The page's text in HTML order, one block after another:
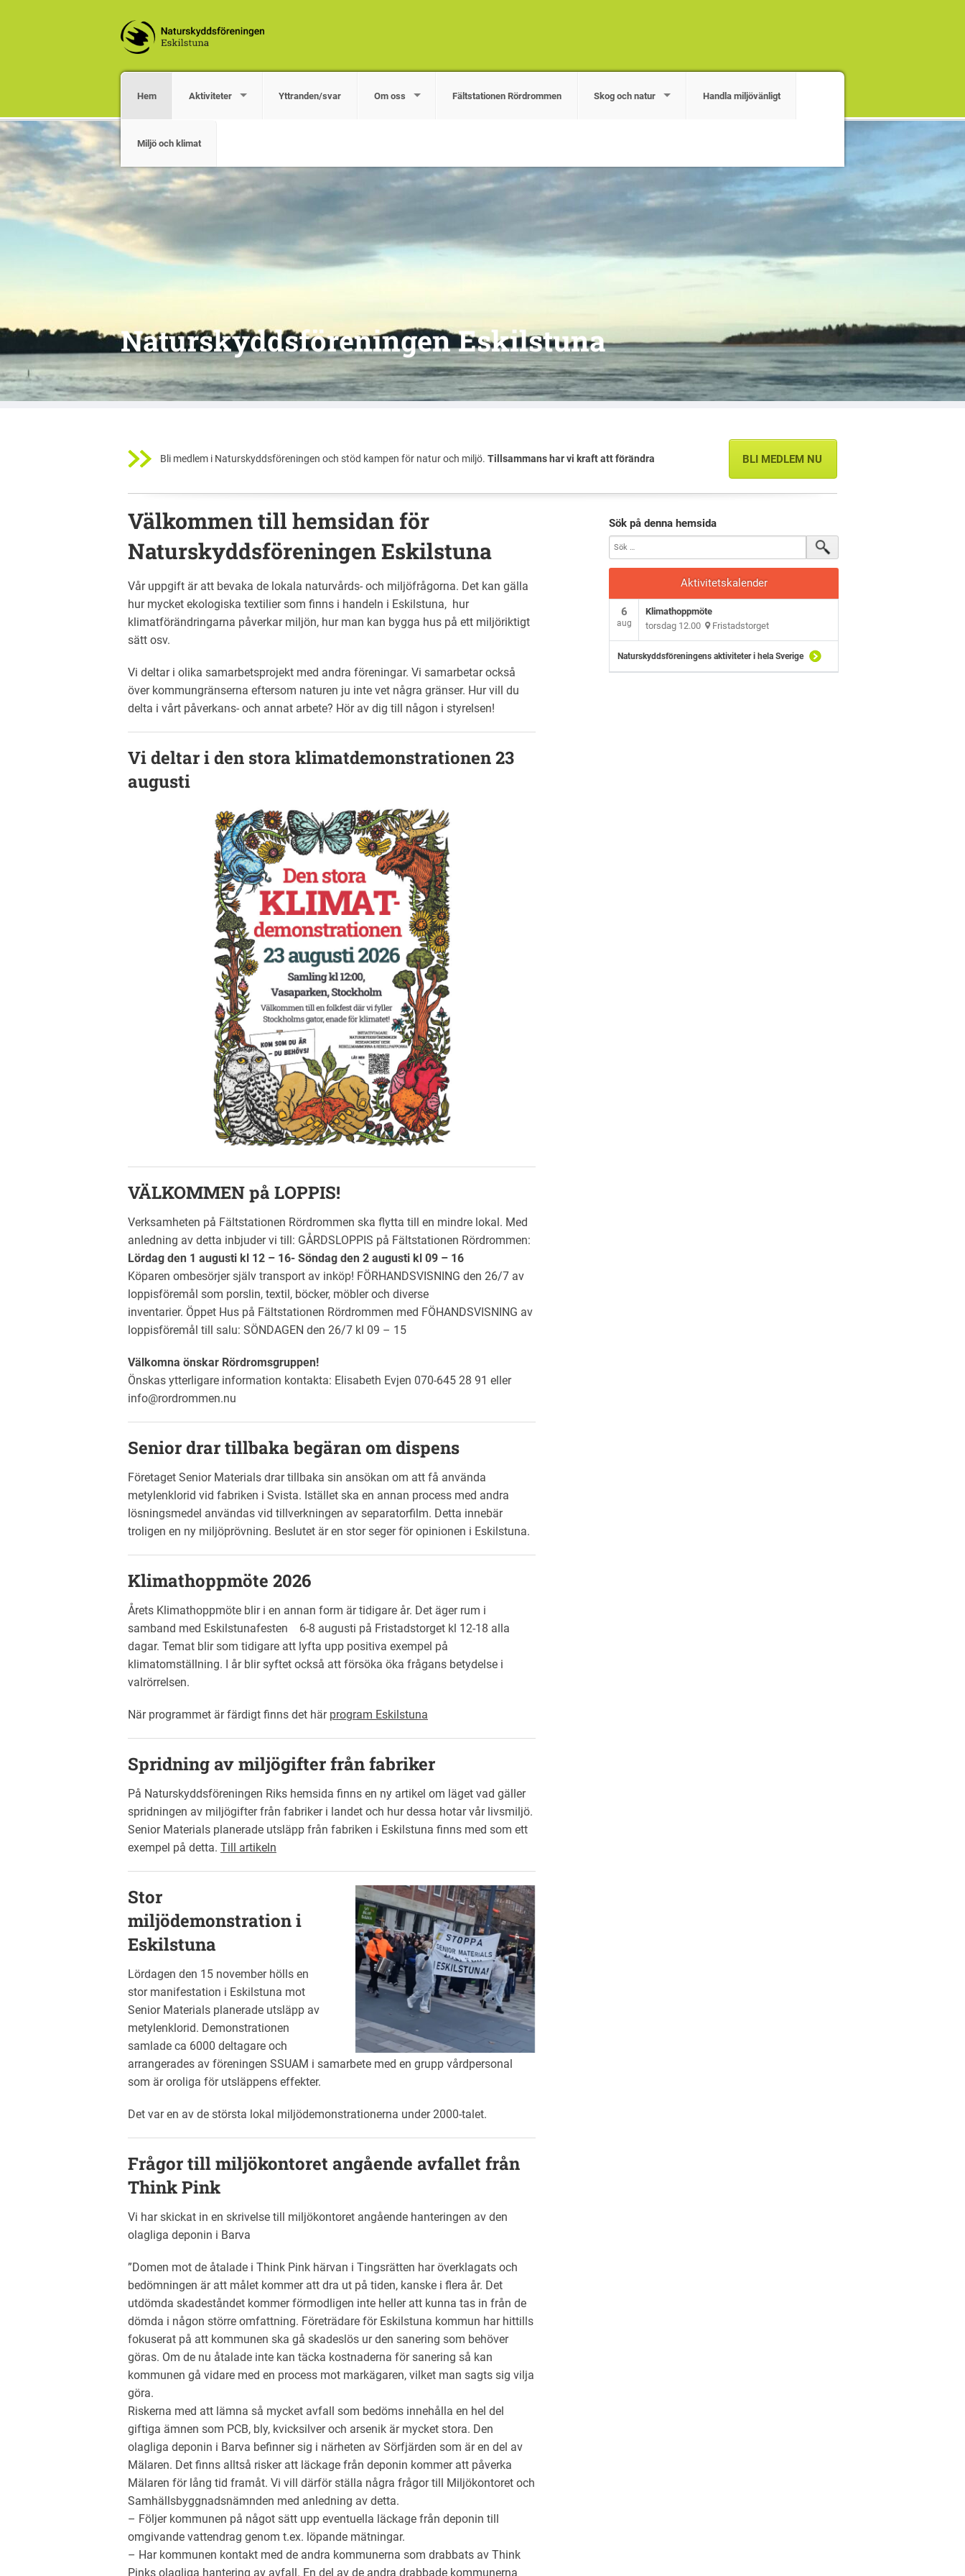
Hem Aktiviteter Yttranden/svar Om oss Fältstationen Rördrommen Skog och natur Handla miljövänligt
Miljö och klimat
Naturskyddsföreningen Eskilstuna
Bli medlem i Naturskyddsföreningen och stöd kampen för natur och miljö. Tillsammans har vi kraft att förändra BLI MEDLEM NU
Välkommen till hemsidan för
Naturskyddsföreningen Eskilstuna
Vår uppgift är att bevaka de lokala naturvårds- och miljöfrågorna. Det kan gälla
hur mycket ekologiska textilier som finns i handeln i Eskilstuna, hur
klimatförändringarna påverkar miljön, hur man kan bygga hus på ett miljöriktigt
sätt osv.
Vi deltar i olika samarbetsprojekt med andra föreningar. Vi samarbetar också
över kommungränserna eftersom naturen ju inte vet några gränser. Hur vill du
delta i vårt påverkans- och annat arbete? Hör av dig till någon i styrelsen!
Vi deltar i den stora klimatdemonstrationen 23
augusti
VÄLKOMMEN på LOPPIS!
Verksamheten på Fältstationen Rördrommen ska flytta till en mindre lokal. Med
anledning av detta inbjuder vi till: GÅRDSLOPPIS på Fältstationen Rördrommen:
Lördag den 1 augusti kl 12 – 16- Söndag den 2 augusti kl 09 – 16
Köparen ombesörjer själv transport av inköp! FÖRHANDSVISNING den 26/7 av
loppisföremål som porslin, textil, böcker, möbler och diverse
inventarier. Öppet Hus på Fältstationen Rördrommen med FÖHANDSVISNING av
loppisföremål till salu: SÖNDAGEN den 26/7 kl 09 – 15
Välkomna önskar Rördromsgruppen!
Önskas ytterligare information kontakta: Elisabeth Evjen 070-645 28 91 eller
info@rordrommen.nu
Senior drar tillbaka begäran om dispens
Företaget Senior Materials drar tillbaka sin ansökan om att få använda
metylenklorid vid fabriken i Svista. Istället ska en annan process med andra
lösningsmedel användas vid tillverkningen av separatorfilm. Detta innebär
troligen en ny miljöprövning. Beslutet är en stor seger för opinionen i Eskilstuna.
Klimathoppmöte 2026
Årets Klimathoppmöte blir i en annan form är tidigare år. Det äger rum i
samband med Eskilstunafesten 6-8 augusti på Fristadstorget kl 12-18 alla
dagar. Temat blir som tidigare att lyfta upp positiva exempel på
klimatomställning. I år blir syftet också att försöka öka frågans betydelse i
valrörrelsen.
När programmet är färdigt finns det här program Eskilstuna
Spridning av miljögifter från fabriker
På Naturskyddsföreningen Riks hemsida finns en ny artikel om läget vad gäller
spridningen av miljögifter från fabriker i landet och hur dessa hotar vår livsmiljö.
Senior Materials planerade utsläpp från fabriken i Eskilstuna finns med som ett
exempel på detta. Till artikeln
Stor
miljödemonstration i
Eskilstuna
Lördagen den 15 november hölls en
stor manifestation i Eskilstuna mot
Senior Materials planerade utsläpp av
metylenklorid. Demonstrationen
samlade ca 6000 deltagare och
arrangerades av föreningen SSUAM i samarbete med en grupp vårdpersonal
som är oroliga för utsläppens effekter.
Det var en av de största lokal miljödemonstrationerna under 2000-talet.
Frågor till miljökontoret angående avfallet från
Think Pink
Vi har skickat in en skrivelse till miljökontoret angående hanteringen av den
olagliga deponin i Barva
”Domen mot de åtalade i Think Pink härvan i Tingsrätten har överklagats och
bedömningen är att målet kommer att dra ut på tiden, kanske i flera år. Det
utdömda skadeståndet kommer förmodligen inte heller att kunna tas in från de
dömda i någon större omfattning. Företrädare för Eskilstuna kommun har hittills
fokuserat på att kommunen ska gå skadeslös ur den sanering som behöver
göras. Om de nu åtalade inte kan täcka kostnaderna för sanering så kan
kommunen gå vidare med en process mot markägaren, vilket man sagts sig vilja
göra.
Riskerna med att lämna så mycket avfall som bedöms innehålla en hel del
giftiga ämnen som PCB, bly, kvicksilver och arsenik är mycket stora. Den
olagliga deponin i Barva befinner sig i närheten av Sörfjärden som är en del av
Mälaren. Det finns alltså risker att läckage från deponin kommer att påverka
Mälaren för lång tid framåt. Vi vill därför ställa några frågor till Miljökontoret och
Samhällsbyggnadsnämnden med anledning av detta.
– Följer kommunen på något sätt upp eventuella läckage från deponin till
omgivande vattendrag genom t.ex. löpande mätningar.
– Har kommunen kontakt med de andra kommunerna som drabbats av Think
Pinks olagliga hantering av avfall. En del av de andra drabbade kommunerna
Sök på denna hemsida
Aktivitetskalender
6
aug
Klimathoppmöte
torsdag 12.00 Fristadstorget
Naturskyddsföreningens aktiviteter i hela Sverige